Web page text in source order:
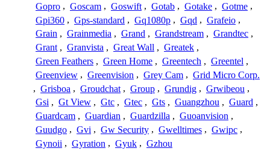
Gopro , Goscam , Goswift , Gotab , Gotake , Gotme ,
Gpi360 , Gps-standard , Gq1080p , Gqd , Grafeio ,
Grain , Grainmedia , Grand , Grandstream , Grandtec ,
Grant , Granvista , Great Wall , Greatek ,
Green Feathers , Green Home , Greentech , Greentel ,
Greenview , Greenvision , Grey Cam , Grid Micro Corp.
, Grisboa , Groudchat , Group , Grundig , Grwibeou ,
Gsi , Gt View , Gtc , Gtec , Gts , Guangzhou , Guard ,
Guardcam , Guardian , Guardzilla , Guoanvision ,
Guudgo , Gvi , Gw Security , Gwelltimes , Gwipc ,
Gynoii , Gyration , Gyuk , Gzhou